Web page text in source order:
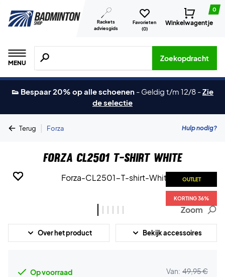
Rackets
adviesgids
Favorieten
(0)
0
Winkelwagentje
MENU
Zoeken naar producten, merken etc.
Zoekopdracht
👟 Bespaar 20% op alle schoenen - Geldig t/m 12/8 -Zie
de selectie
Terug | Forza Hulp nodig?
Forza CL2501 T-shirt White
OUTLET
KORTING 36%
OUTLET
KORTING 36%
OUTLET
KORTING 36%
OUTLET
KORTING 36%
OUTLET
KORTING 36%
OUTLET
KORTING 36%
Zoom
Over het product Bekijk accessoires
Op voorraad Van: 49,95 €